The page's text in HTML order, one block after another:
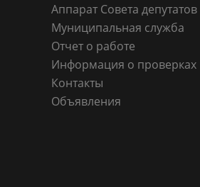
Аппарат Совета депутатов
Муниципальная служба
Отчет о работе
Информация о проверках
Контакты
Объявления